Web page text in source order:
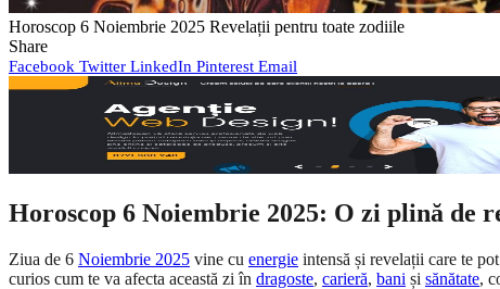
Horoscop 6 Noiembrie 2025 Revelații pentru toate zodiile
Share
Facebook Twitter LinkedIn Pinterest Email
Horoscop 6 Noiembrie 2025: O zi plină de
Ziua de 6 Noiembrie 2025 vine cu energie intensă și revelații care te
curios cum te va afecta această zi în dragoste, carieră, bani și sănătate,